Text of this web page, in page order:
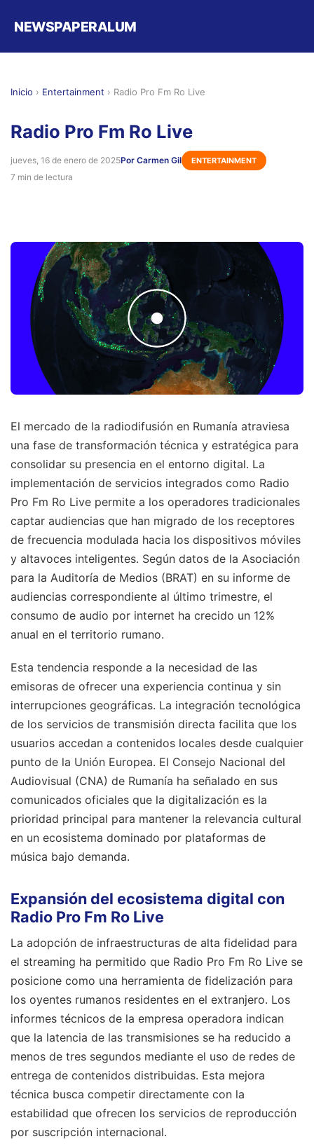
NEWSPAPERALUM
Inicio › Entertainment › Radio Pro Fm Ro Live
Radio Pro Fm Ro Live
jueves, 16 de enero de 2025Por Carmen Gil ENTERTAINMENT
7 min de lectura
El mercado de la radiodifusión en Rumanía atraviesa
una fase de transformación técnica y estratégica para
consolidar su presencia en el entorno digital. La
implementación de servicios integrados como Radio
Pro Fm Ro Live permite a los operadores tradicionales
captar audiencias que han migrado de los receptores
de frecuencia modulada hacia los dispositivos móviles
y altavoces inteligentes. Según datos de la Asociación
para la Auditoría de Medios (BRAT) en su informe de
audiencias correspondiente al último trimestre, el
consumo de audio por internet ha crecido un 12%
anual en el territorio rumano.
Esta tendencia responde a la necesidad de las
emisoras de ofrecer una experiencia continua y sin
interrupciones geográficas. La integración tecnológica
de los servicios de transmisión directa facilita que los
usuarios accedan a contenidos locales desde cualquier
punto de la Unión Europea. El Consejo Nacional del
Audiovisual (CNA) de Rumanía ha señalado en sus
comunicados oficiales que la digitalización es la
prioridad principal para mantener la relevancia cultural
en un ecosistema dominado por plataformas de
música bajo demanda.
Expansión del ecosistema digital con
Radio Pro Fm Ro Live
La adopción de infraestructuras de alta fidelidad para
el streaming ha permitido que Radio Pro Fm Ro Live se
posicione como una herramienta de fidelización para
los oyentes rumanos residentes en el extranjero. Los
informes técnicos de la empresa operadora indican
que la latencia de las transmisiones se ha reducido a
menos de tres segundos mediante el uso de redes de
entrega de contenidos distribuidas. Esta mejora
técnica busca competir directamente con la
estabilidad que ofrecen los servicios de reproducción
por suscripción internacional.